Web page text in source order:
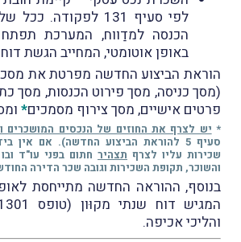
לפי סעיף 131
באופן אוטומטי, המחייב הגשת
הוראת הביצוע החדשה מפרטת את
(מסך כניסה, מסך פירוט הכנסות, מסך
פרטים אישיים, מסך צירוף מסמכים*
* יש לצרף את החוזים של הנכסים המושכרים
סעיף 5 להוראת הביצוע החדשה). אם אין
שכירות עליו לצרף תצהיר חתום בפני עו"ד
והשוכר, תקופת השכירות וגובה שכר הדירה
בנוסף, ההוראה החדשה מתייחסת
והליכי אכיפה.